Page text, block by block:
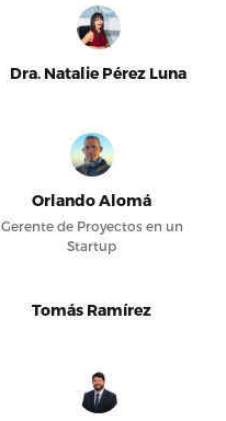
Dra. Natalie Pérez Luna
Orlando Alomá
Gerente de Proyectos en un
Startup
Tomás Ramírez